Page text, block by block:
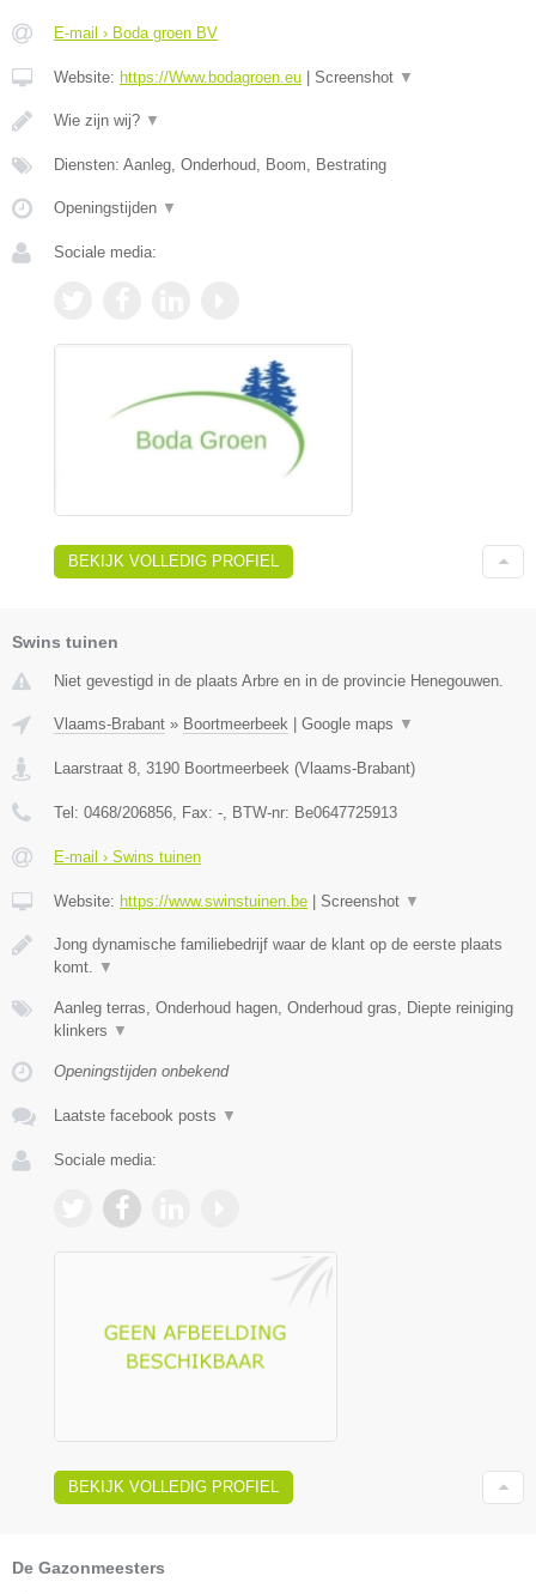
E-mail › Boda groen BV
Website: https://Www.bodagroen.eu Screenshot ▼
Wie zijn wij? ▼
Diensten: Aanleg, Onderhoud, Boom, Bestrating
Openingstijden ▼
Sociale media:
BEKIJK VOLLEDIG PROFIEL
Swins tuinen
Niet gevestigd in de plaats Arbre en in de provincie Henegouwen.
Vlaams-Brabant » Boortmeerbeek Google maps ▼
Laarstraat 8, 3190 Boortmeerbeek (Vlaams-Brabant)
Tel: 0468/206856, Fax: -, BTW-nr: Be0647725913
E-mail › Swins tuinen
Website: https://www.swinstuinen.be Screenshot ▼
Jong dynamische familiebedrijf waar de klant op de eerste plaats
komt. ▼
Aanleg terras, Onderhoud hagen, Onderhoud gras, Diepte reiniging
klinkers ▼
Openingstijden onbekend
Laatste facebook posts ▼
Sociale media:
BEKIJK VOLLEDIG PROFIEL
De Gazonmeesters